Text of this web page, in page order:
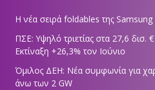
Η νέα σειρά foldables της
ΠΣΕ: Υψηλό τριετίας στα 27,6 δισ.
Εκτίναξη +26,3% τον Ιούνιο
Όμιλος ΔΕΗ: Νέα συμφωνία για
άνω των 2 GW